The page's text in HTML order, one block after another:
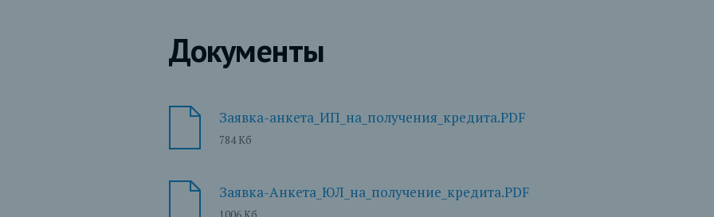
Документы
Заявка-анкета_ИП_на_получения_кредита.PDF
784 Кб
Заявка-Анкета_ЮЛ_на_получение_кредита.PDF